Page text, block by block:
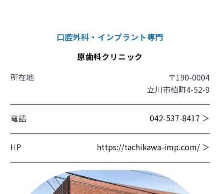
口腔外科・インプラント専門
原歯科クリニック
所在地
〒190-0004
立川市柏町4-52-9
電話 042-537-8417 ＞
HP https://tachikawa-imp.com/ ＞